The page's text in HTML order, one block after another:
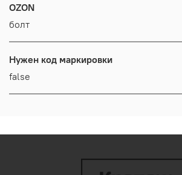
OZON
болт
Нужен код маркировки
false